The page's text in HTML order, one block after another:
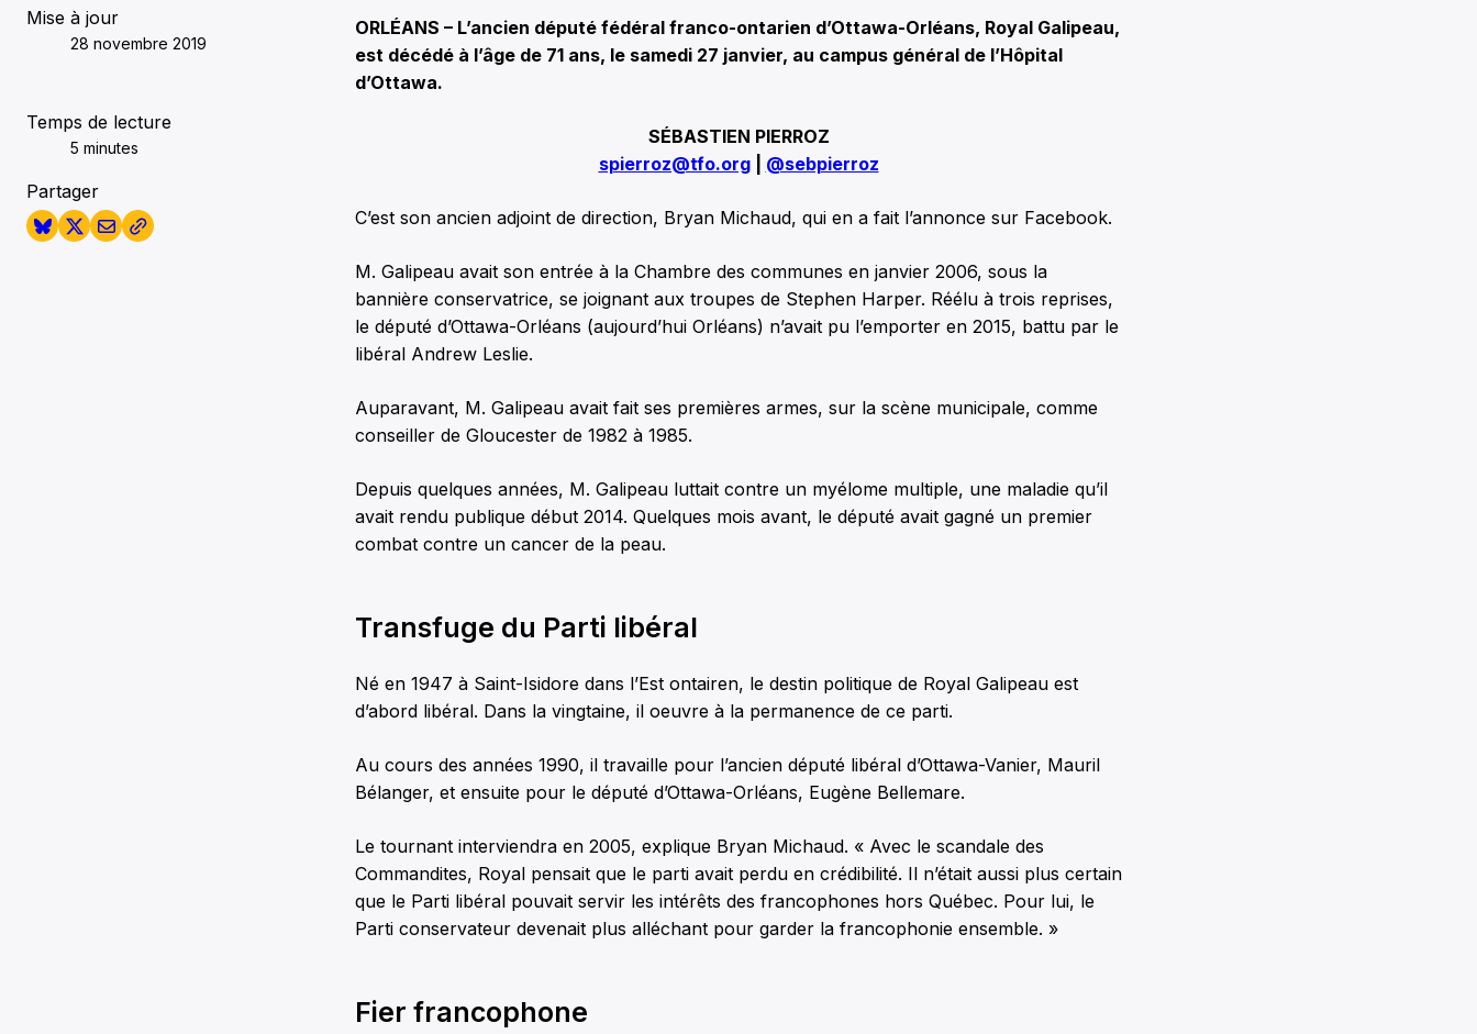
Mise à jour
28 novembre 2019
Temps de lecture
5 minutes
Partager
ORLÉANS – L’ancien député fédéral franco-ontarien d’Ottawa-Orléans, Royal Galipeau,
est décédé à l’âge de 71 ans, le samedi 27 janvier, au campus général de l’Hôpital
d’Ottawa.
SÉBASTIEN PIERROZ
spierroz@tfo.org| @sebpierroz
C’est son ancien adjoint de direction, Bryan Michaud, qui en a fait l’annonce sur Facebook.
M. Galipeau avait son entrée à la Chambre des communes en janvier 2006, sous la
bannière conservatrice, se joignant aux troupes de Stephen Harper. Réélu à trois reprises,
le député d’Ottawa-Orléans (aujourd’hui Orléans) n’avait pu l’emporter en 2015, battu par le
libéral Andrew Leslie.
Auparavant, M. Galipeau avait fait ses premières armes, sur la scène municipale, comme
conseiller de Gloucester de 1982 à 1985.
Depuis quelques années, M. Galipeau luttait contre un myélome multiple, une maladie qu’il
avait rendu publique début 2014. Quelques mois avant, le député avait gagné un premier
combat contre un cancer de la peau.
Transfuge du Parti libéral
Né en 1947 à Saint-Isidore dans l’Est ontairen, le destin politique de Royal Galipeau est
d’abord libéral. Dans la vingtaine, il oeuvre à la permanence de ce parti.
Au cours des années 1990, il travaille pour l’ancien député libéral d’Ottawa-Vanier, Mauril
Bélanger, et ensuite pour le député d’Ottawa-Orléans, Eugène Bellemare.
Le tournant interviendra en 2005, explique Bryan Michaud. « Avec le scandale des
Commandites, Royal pensait que le parti avait perdu en crédibilité. Il n’était aussi plus certain
que le Parti libéral pouvait servir les intérêts des francophones hors Québec. Pour lui, le
Parti conservateur devenait plus alléchant pour garder la francophonie ensemble. »
Fier francophone